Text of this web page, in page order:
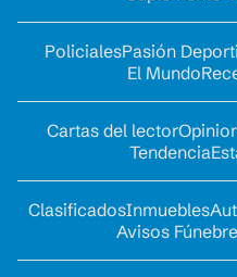
PolicialesPasión
El Mundo
Cartas del lector
Tendencia
ClasificadosInmuebles
Avisos